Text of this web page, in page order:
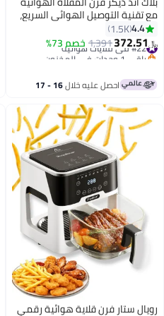
مع تقنية التوصيل الهوائي السريع،
تحكم رقمي في درجة الحرارة،
مؤقت 90 دقيقة، 10 أوضاع مسبقة
الضبط، سعة عائلية، طهي بدون
زيت، 12 L 1500 W AOF100-B5
فضي
4.4
1.5K
﷼‏ 372.51
1,391خصم 73% #22 في قلايات هوائية
باقي 1 وحدات في المخزون
#22 في قلايات هوائية
احصل عليه خلال 16 - 17
رويال ستار فرن قلاية هوائية رقمي